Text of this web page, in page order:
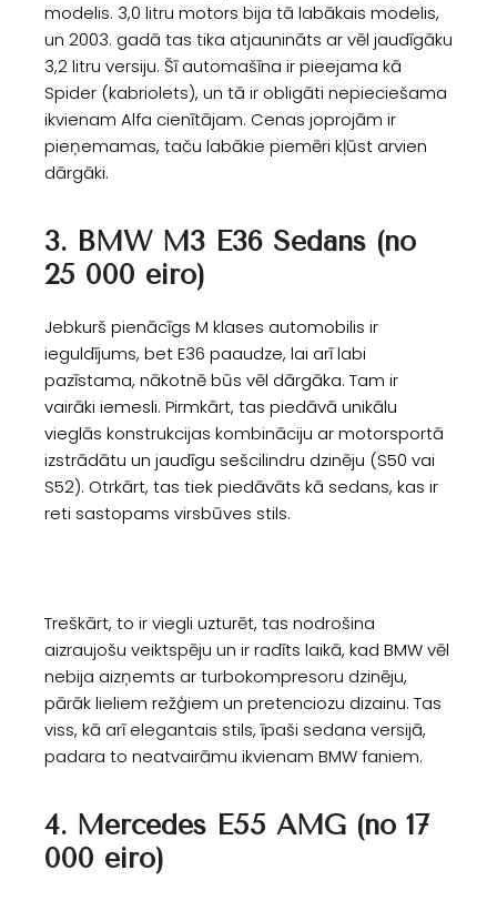
modelis. 3,0 litru motors bija tā labākais modelis,
un 2003. gadā tas tika atjaunināts ar vēl jaudīgāku
3,2 litru versiju. Šī automašīna ir pieejama kā
Spider (kabriolets), un tā ir obligāti nepieciešama
ikvienam Alfa cienītājam. Cenas joprojām ir
pieņemamas, taču labākie piemēri kļūst arvien
dārgāki.
3. BMW M3 E36 Sedans (no
25 000 eiro)
Jebkurš pienācīgs M klases automobilis ir
ieguldījums, bet E36 paaudze, lai arī labi
pazīstama, nākotnē būs vēl dārgāka. Tam ir
vairāki iemesli. Pirmkārt, tas piedāvā unikālu
vieglās konstrukcijas kombināciju ar motorsportā
izstrādātu un jaudīgu sešcilindru dzinēju (S50 vai
S52). Otrkārt, tas tiek piedāvāts kā sedans, kas ir
reti sastopams virsbūves stils.
Treškārt, to ir viegli uzturēt, tas nodrošina
aizraujošu veiktspēju un ir radīts laikā, kad BMW vēl
nebija aizņemts ar turbokompresoru dzinēju,
pārāk lieliem režģiem un pretenciozu dizainu. Tas
viss, kā arī elegantais stils, īpaši sedana versijā,
padara to neatvairāmu ikvienam BMW faniem.
4. Mercedes E55 AMG (no 17
000 eiro)